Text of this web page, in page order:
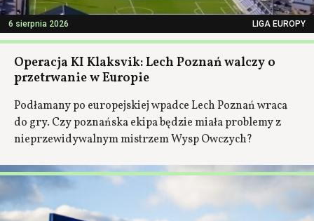
6 sierpnia 2026 LIGA EUROPY
Operacja KI Klaksvik: Lech Poznań walczy o
przetrwanie w Europie
Podłamany po europejskiej wpadce Lech Poznań wraca
do gry. Czy poznańska ekipa będzie miała problemy z
nieprzewidywalnym mistrzem Wysp Owczych?